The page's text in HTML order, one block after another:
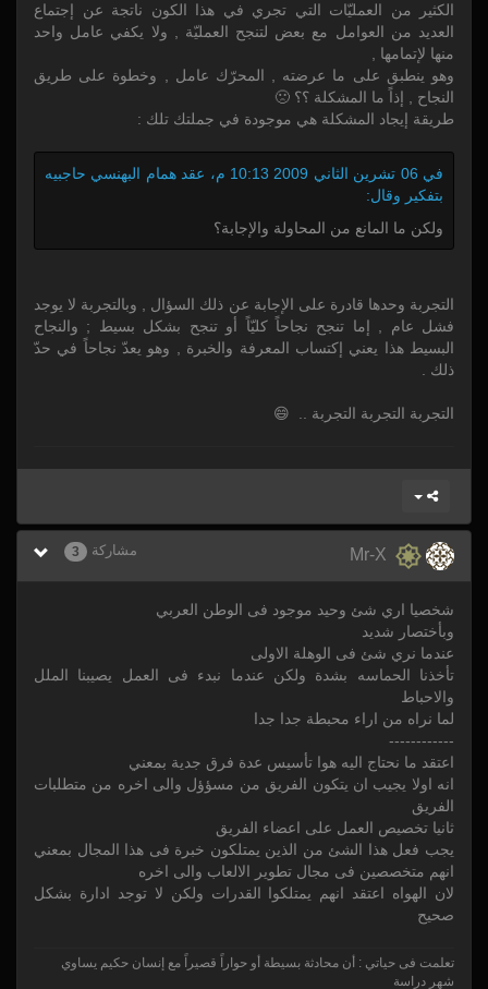
الكثير من العمليّات التي تجري في هذا الكون ناتجة عن إجتماع
العديد من العوامل مع بعض لتنجح العمليّة , ولا يكفي عامل واحد
منها لإتمامها ,
وهو ينطبق على ما عرضته , المحرّك عامل , وخطوة على طريق
النجاح , إذاً ما المشكلة ؟؟ 🙁
طريقة إيجاد المشكلة هي موجودة في جملتك تلك :
في 06 تشرين الثاني 2009 10:13 م، عقد همام البهنسي حاجبيه
بتفكير وقال:
ولكن ما المانع من المحاولة والإجابة؟
التجربة وحدها قادرة على الإجابة عن ذلك السؤال , وبالتجربة لا يوجد
فشل عام , إما تنجح نجاحاً كليّاً أو تنجح بشكل بسيط ; والنجاح
البسيط هذا يعني إكتساب المعرفة والخبرة , وهو يعدّ نجاحاً في حدّ
ذلك .
التجربة التجربة التجربة .. 😄
مشاركة 3
شخصيا اري شئ وحيد موجود فى الوطن العربي
وبأختصار شديد
عندما نري شئ فى الوهلة الاولى
تأخذنا الحماسه بشدة ولكن عندما نبدء فى العمل يصيبنا الملل
والاحباط
لما نراه من اراء محبطة جدا جدا
------------
اعتقد ما نحتاج اليه هوا تأسيس عدة فرق جدية بمعني
انه اولا يجيب ان يتكون الفريق من مسؤؤل والى اخره من متطلبات
الفريق
ثانيا تخصيص العمل على اعضاء الفريق
يجب فعل هذا الشئ من الذين يمتلكون خبرة فى هذا المجال بمعني
انهم متخصصين فى مجال تطوير الالعاب والى اخره
لان الهواه اعتقد انهم يمتلكوا القدرات ولكن لا توجد ادارة بشكل
صحيح
تعلمت فى حياتي : أن محادثة بسيطة أو حواراً قصيراً مع إنسان حكيم يساوي
شهر دراسة